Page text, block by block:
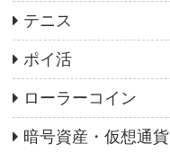
テニス
ポイ活
ローラーコイン
暗号資産・仮想通貨